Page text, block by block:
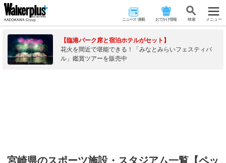
ニュース･連載 おでかけ情報 検 索 メニュー
【臨港パーク席と宿泊ホテルがセット】
花火を間近で堪能できる！「みなとみらいフェスティバ
ル」鑑賞ツアーを販売中
宮崎県のスポーツ施設・スタジアム一覧【ペッ